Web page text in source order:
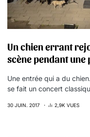
Un chien errant
scène pendant
Une entrée qui a du
se fait un concert
30 JUIN. 2017 2,9K VUES